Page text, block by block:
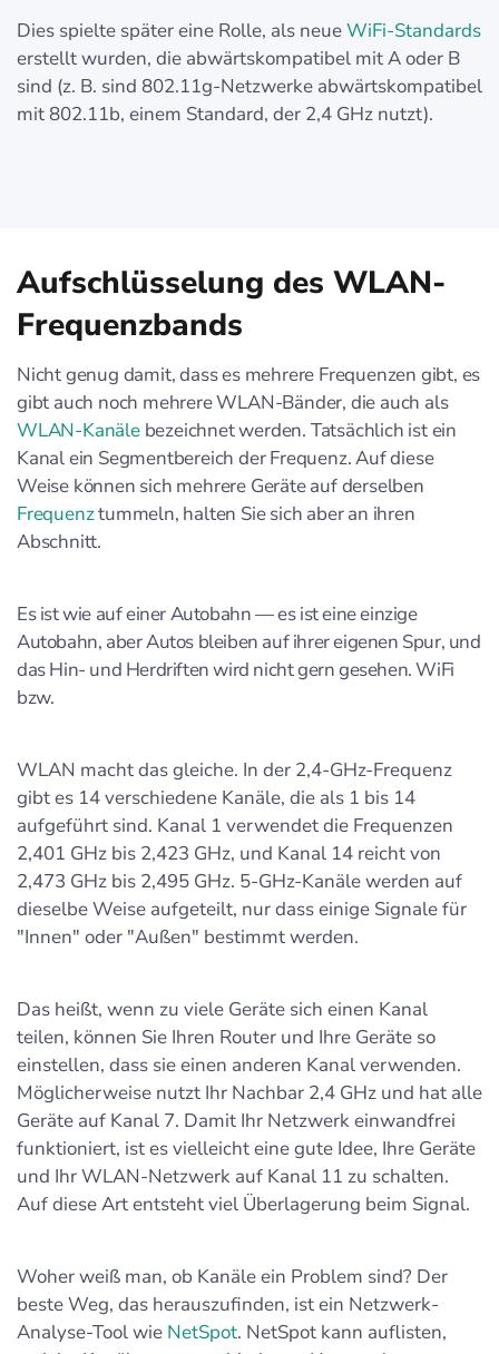
Dies spielte später eine Rolle, als neueWiFi-Standards
erstellt wurden, die abwärtskompatibel mit A oder B
sind (z. B. sind 802.11g-Netzwerke abwärtskompatibel
mit 802.11b, einem Standard, der 2,4 GHz nutzt).
Aufschlüsselung des WLAN-
Frequenzbands
Nicht genug damit, dass es mehrere Frequenzen gibt, es
gibt auch noch mehrere WLAN-Bänder, die auch als
WLAN-Kanälebezeichnet werden. Tatsächlich ist ein
Kanal ein Segmentbereich der Frequenz. Auf diese
Weise können sich mehrere Geräte auf derselben
Frequenztummeln, halten Sie sich aber an ihren
Abschnitt.
Es ist wie auf einer Autobahn — es ist eine einzige
Autobahn, aber Autos bleiben auf ihrer eigenen Spur, und
das Hin- und Herdriften wird nicht gern gesehen. WiFi
bzw.
WLAN macht das gleiche. In der 2,4-GHz-Frequenz
gibt es 14 verschiedene Kanäle, die als 1 bis 14
aufgeführt sind. Kanal 1 verwendet die Frequenzen
2,401 GHz bis 2,423 GHz, und Kanal 14 reicht von
2,473 GHz bis 2,495 GHz. 5-GHz-Kanäle werden auf
dieselbe Weise aufgeteilt, nur dass einige Signale für
"Innen" oder "Außen" bestimmt werden.
Das heißt, wenn zu viele Geräte sich einen Kanal
teilen, können Sie Ihren Router und Ihre Geräte so
einstellen, dass sie einen anderen Kanal verwenden.
Möglicherweise nutzt Ihr Nachbar 2,4 GHz und hat alle
Geräte auf Kanal 7. Damit Ihr Netzwerk einwandfrei
funktioniert, ist es vielleicht eine gute Idee, Ihre Geräte
und Ihr WLAN-Netzwerk auf Kanal 11 zu schalten.
Auf diese Art entsteht viel Überlagerung beim Signal.
Woher weiß man, ob Kanäle ein Problem sind? Der
beste Weg, das herauszufinden, ist ein Netzwerk-
Analyse-Tool wie NetSpot. NetSpot kann auflisten,